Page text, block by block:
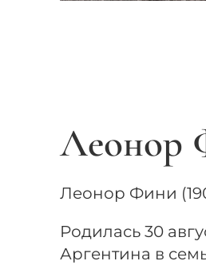
Леонор
Леонор Фини
Родилась 30
Аргентина в